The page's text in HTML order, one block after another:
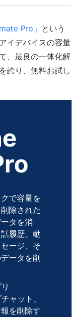
Pro」 という
イデバイスの容量
、最良の一体化解
誇り、無料お試し
で容量を
除された
タを消
履歴、動
ージ、そ
ータを削
ャット、
を削除す